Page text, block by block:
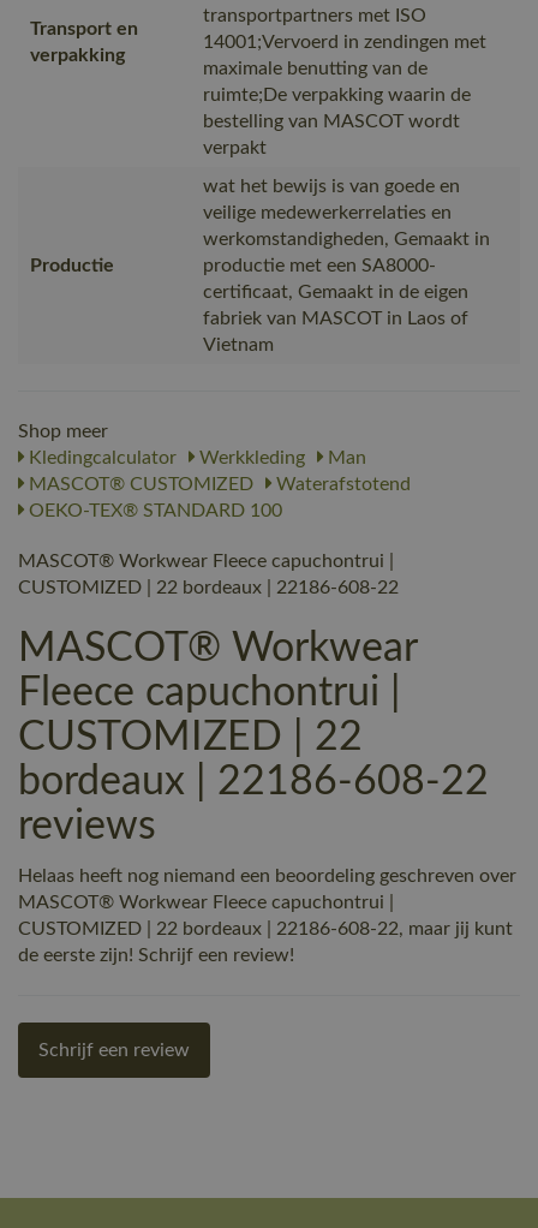
Transport en
verpakking
transportpartners met ISO
14001;Vervoerd in zendingen met
maximale benutting van de
ruimte;De verpakking waarin de
bestelling van MASCOT wordt
verpakt
Productie
wat het bewijs is van goede en
veilige medewerkerrelaties en
werkomstandigheden, Gemaakt in
productie met een SA8000-
certificaat, Gemaakt in de eigen
fabriek van MASCOT in Laos of
Vietnam
Shop meer
Kledingcalculator
Werkkleding
Man
MASCOT® CUSTOMIZED
Waterafstotend
OEKO-TEX® STANDARD 100
MASCOT® Workwear Fleece capuchontrui |
CUSTOMIZED | 22 bordeaux | 22186-608-22
MASCOT® Workwear
Fleece capuchontrui |
CUSTOMIZED | 22
bordeaux | 22186-608-22
reviews
Helaas heeft nog niemand een beoordeling geschreven over
MASCOT® Workwear Fleece capuchontrui |
CUSTOMIZED | 22 bordeaux | 22186-608-22, maar jij kunt
de eerste zijn! Schrijf een review!
Schrijf een review